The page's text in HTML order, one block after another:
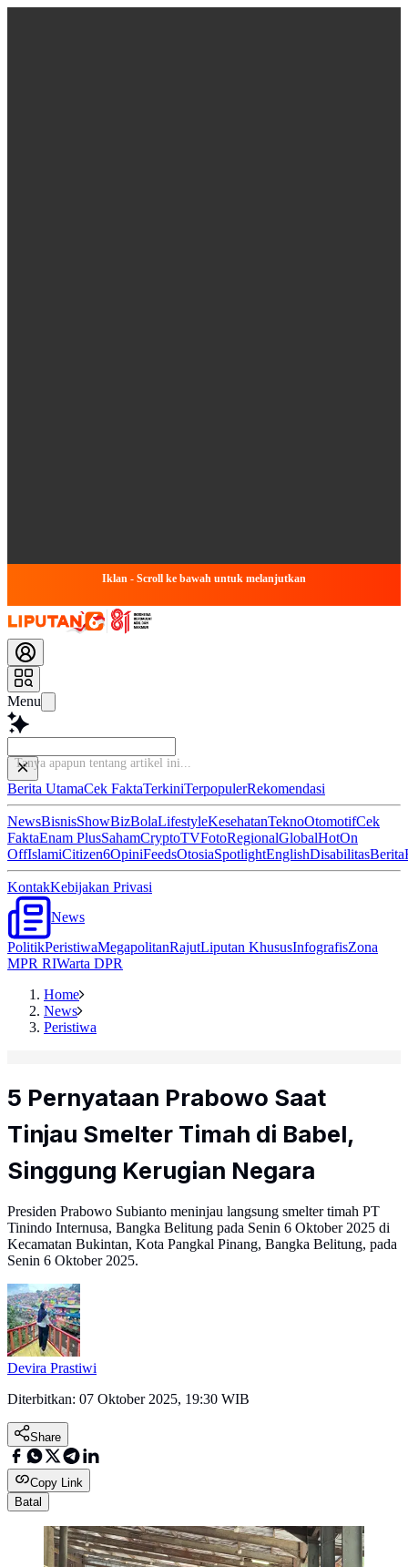
Iklan - Scroll ke bawah untuk melanjutkan
Menu
T
Berita UtamaCek FaktaTerkiniTerpopulerRekomendasi
NewsBisnisShowBizBolaLifestyleKesehatanTeknoOtomotifCek
FaktaEnam PlusSahamCryptoTVFotoRegionalGlobalHotOn
OffIslamiCitizen6OpiniFeedsOtosiaSpotlightEnglishDisabilitasBerita
KontakKebijakan Privasi
News
PolitikPeristiwaMegapolitanRajutLiputan KhususInfografisZona
MPR RIWarta DPR
Home
News
Peristiwa
5 Pernyataan Prabowo Saat
Tinjau Smelter Timah di Babel,
Singgung Kerugian Negara
Presiden Prabowo Subianto meninjau langsung smelter timah PT
Tinindo Internusa, Bangka Belitung pada Senin 6 Oktober 2025 di
Kecamatan Bukintan, Kota Pangkal Pinang, Bangka Belitung, pada
Senin 6 Oktober 2025.
Devira Prastiwi
Diterbitkan: 07 Oktober 2025, 19:30 WIB
Share
Copy Link
Batal